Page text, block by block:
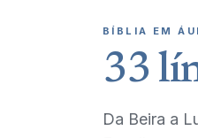
BÍBLIA EM
33
Da Beira a